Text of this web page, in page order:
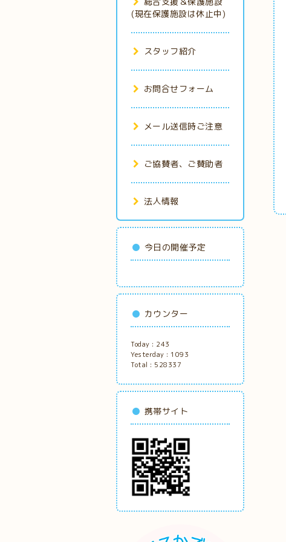
(現在保護施設は休止中)
スタッフ紹介
お問合せフォーム
メール送信時ご注意
ご協賛者、ご賛助者
法人情報
今日の開催予定
カウンター
Today : 243
Yesterday : 1093
Total : 528337
携帯サイト